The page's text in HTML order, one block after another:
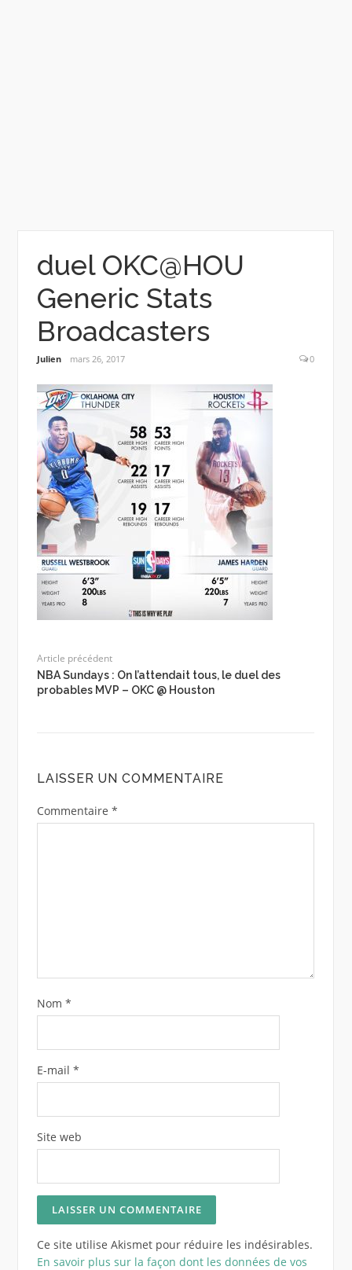
duel OKC@HOU
Generic Stats
Broadcasters
Julien mars 26, 2017 0
Article précédent
NBA Sundays : On l’attendait tous, le duel des
probables MVP – OKC @ Houston
LAISSER UN COMMENTAIRE
Commentaire *
Nom *
E-mail *
Site web
Ce site utilise Akismet pour réduire les indésirables.
En savoir plus sur la façon dont les données de vos